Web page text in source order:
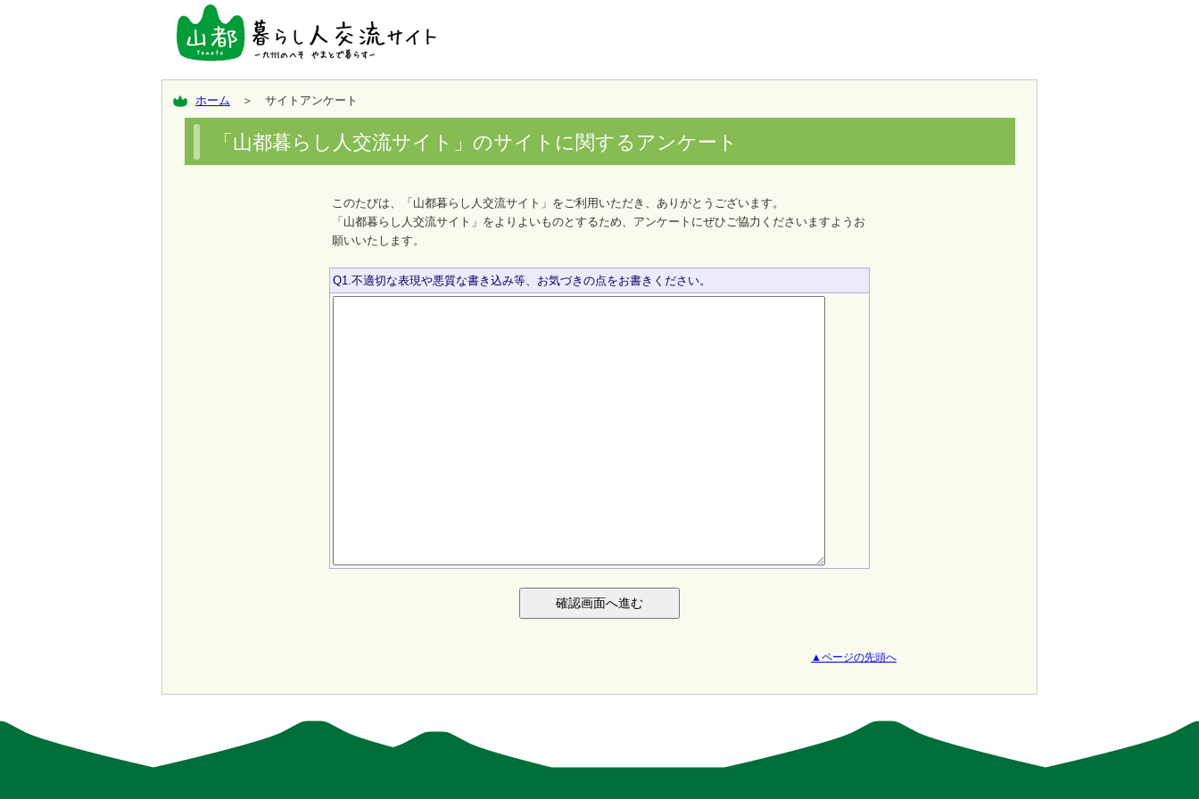
ホーム ＞ サイトアンケート
「山都暮らし人交流サイト」のサイトに関するアンケート
このたびは、「山都暮らし人交流サイト」をご利用いただき、ありがとうございます。
「山都暮らし人交流サイト」をよりよいものとするため、アンケートにぜひご協力くださいますようお
願いいたします。
Q1.不適切な表現や悪質な書き込み等、お気づきの点をお書きください。
▲ページの先頭へ